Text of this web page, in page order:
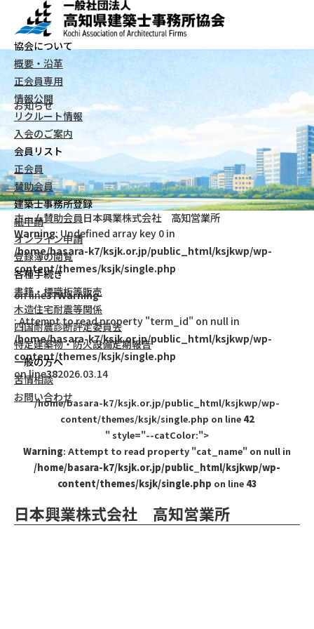
協会について
概要・沿革
正会員専用
情報公開
リクルート情報
入会のご案内
会員リスト
正会員
賛助会員
建築士事務所登録
紙申請
オンライン申請
登録簿の閲覧
各種手続き
書籍・標識板等販売
木造住宅耐震等関係
四国耐震診断評定委員会
特定建築物・防火設備定期報告
一般の方へ
苦情相談
お問い合わせ
お知らせ
ホーム賛助会員日本興業株式会社 高知営業所
Warning: Undefined array key 0 in
/home/basara-k7/ksjk.or.jp/public_html/ksjkwp/wp-
content/themes/ksjk/single.php
on line37Warning
: Attempt to read property "term_id" on null in
/home/basara-k7/ksjk.or.jp/public_html/ksjkwp/wp-
content/themes/ksjk/single.php
on line382026.03.14
/home/basara-k7/ksjk.or.jp/public_html/ksjkwp/wp-
content/themes/ksjk/single.php on line 42
" style="--catColor:">
Warning: Attempt to read property "cat_name" on null in
/home/basara-k7/ksjk.or.jp/public_html/ksjkwp/wp-
content/themes/ksjk/single.php on line 43
日本興業株式会社 高知営業所